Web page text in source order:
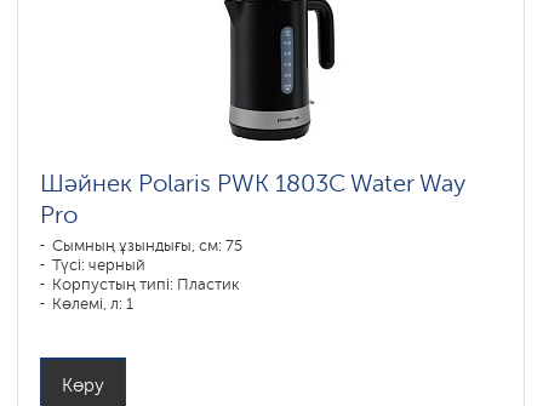
Шәйнек Polaris PWK 1803C Water Way
Pro
Сымның ұзындығы, см: 75
Түсі: черный
Корпустың типі: Пластик
Көлемі, л: 1
Көру